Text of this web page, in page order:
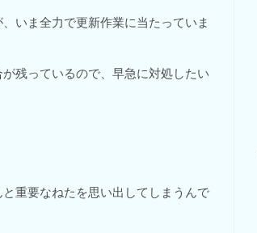
いま全力で更新作業に当たっていま
残っているので、早急に対処したい
重要なねたを思い出してしまうんで